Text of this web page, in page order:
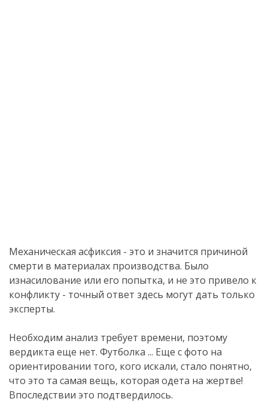
Механическая асфиксия - это и значится причиной
смерти в материалах производства. Было
изнасилование или его попытка, и не это привело к
конфликту - точный ответ здесь могут дать только
эксперты.
Необходим анализ требует времени, поэтому
вердикта еще нет. Футболка ... Еще с фото на
ориентировании того, кого искали, стало понятно,
что это та самая вещь, которая одета на жертве!
Впоследствии это подтвердилось.